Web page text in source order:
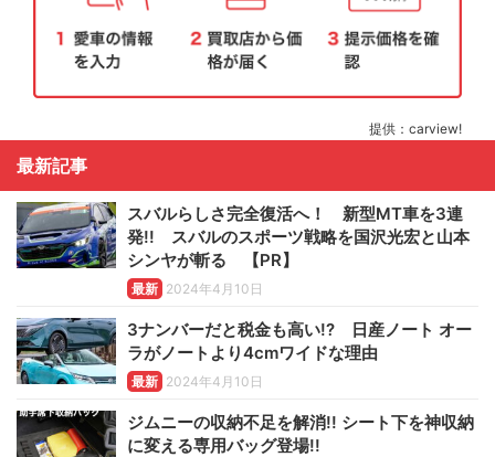
提供：carview!
最新記事
スバルらしさ完全復活へ！ 新型MT車を3連
発!! スバルのスポーツ戦略を国沢光宏と山本
シンヤが斬る 【PR】
最新 2024年4月10日
3ナンバーだと税金も高い!? 日産ノート オー
ラがノートより4cmワイドな理由
最新 2024年4月10日
ジムニーの収納不足を解消!! シート下を神収納
に変える専用バッグ登場!!